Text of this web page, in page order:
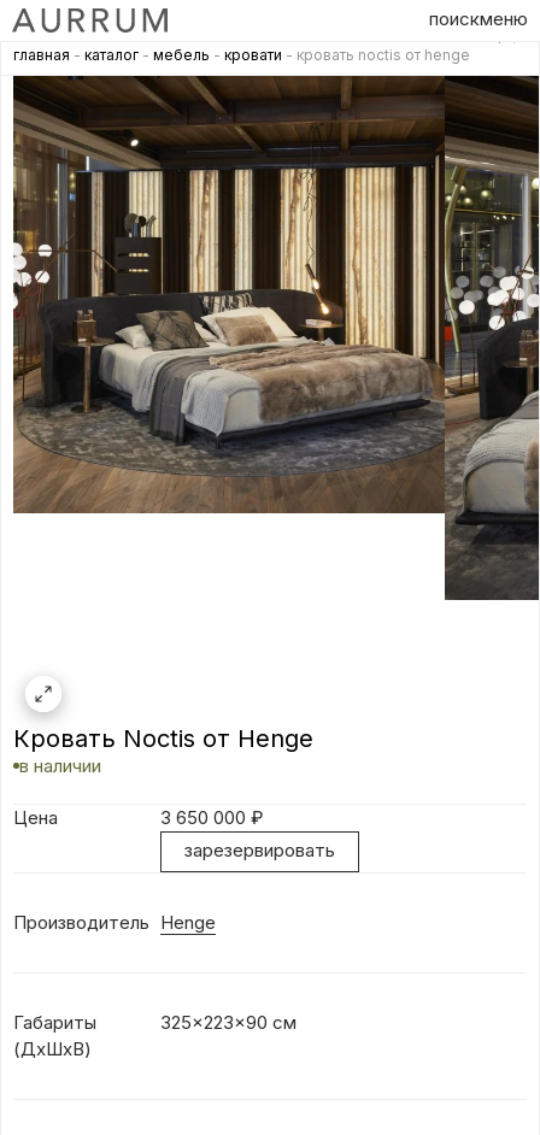
поискменю
главная - каталог - мебель - кровати - кровать noctis от henge
Кровать Noctis от Henge
в наличии
Цена 3 650 000 ₽
зарезервировать
Производитель Henge
Габариты
(ДхШхВ)
325x223x90 см